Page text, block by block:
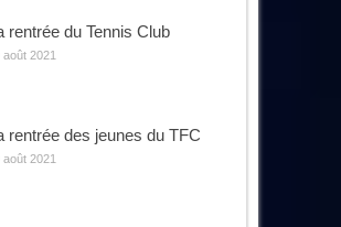
rentrée du Tennis Club
août 2021
rentrée des jeunes du TFC
août 2021